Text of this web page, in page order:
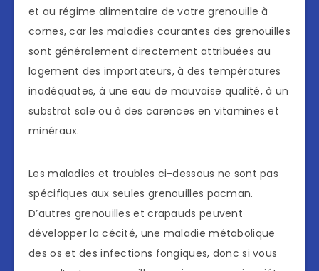
et au régime alimentaire de votre grenouille à
cornes, car les maladies courantes des grenouilles
sont généralement directement attribuées au
logement des importateurs, à des températures
inadéquates, à une eau de mauvaise qualité, à un
substrat sale ou à des carences en vitamines et
minéraux.
Les maladies et troubles ci-dessous ne sont pas
spécifiques aux seules grenouilles pacman.
D’autres grenouilles et crapauds peuvent
développer la cécité, une maladie métabolique
des os et des infections fongiques, donc si vous